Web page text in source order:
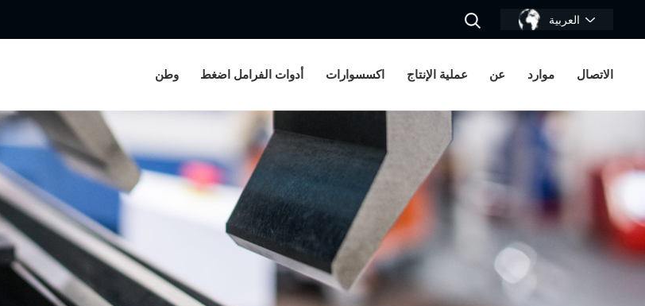
العربية
وطن أدوات الفرامل اضغط اكسسوارات عملية الإنتاج عن موارد الاتصال